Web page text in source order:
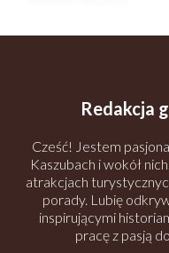
Redakcja
Cześć! Jestem
Kaszubach i wokół
atrakcjach
porady. Lubię
inspirującymi
pracę z pasją